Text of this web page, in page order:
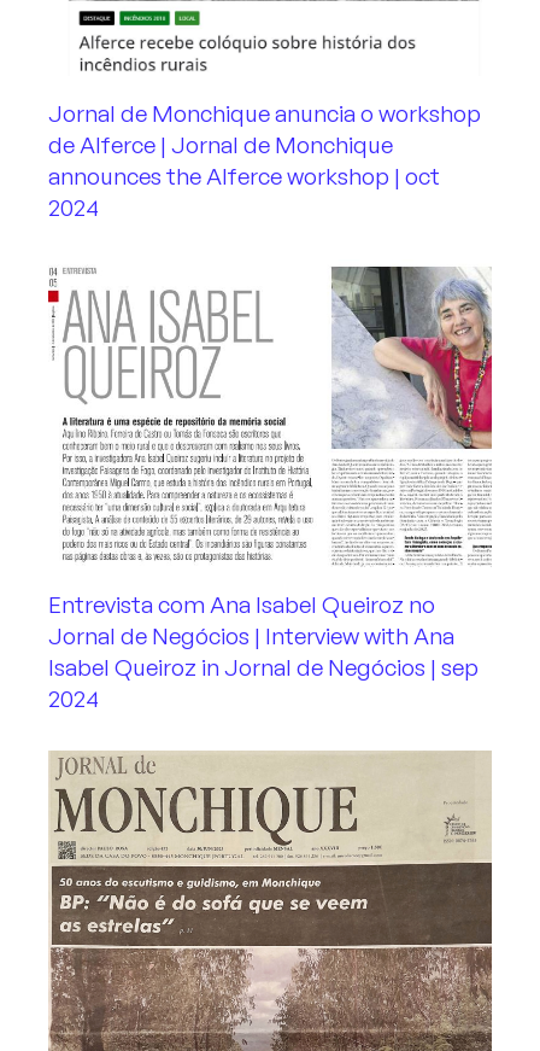
Jornal de Monchique anuncia o workshop
de Alferce | Jornal de Monchique
announces the Alferce workshop | oct
2024
Entrevista com Ana Isabel Queiroz no
Jornal de Negócios | Interview with Ana
Isabel Queiroz in Jornal de Negócios | sep
2024